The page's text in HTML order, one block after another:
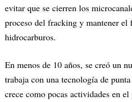
evitar que se cierren los
proceso del fracking y mantener el
hidrocarburos.
En menos de 10 años, se creó un
trabaja con una tecnología de
crece como pocas actividades en